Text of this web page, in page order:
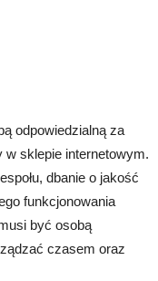
odpowiedzialną za
w sklepie internetowym.
dbanie o jakość
funkcjonowania
być osobą
czasem oraz